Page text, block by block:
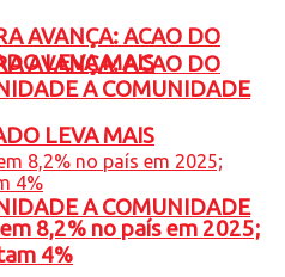
AVANÇA: ACAO DO
LEVA MAIS
A COMUNIDADE
AVANÇA: ACAO DO
LEVA MAIS
A COMUNIDADE
8,2% no país em 2025;
4%